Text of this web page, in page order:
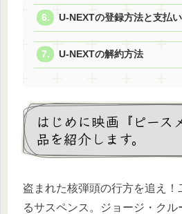
U-NEXTの登録方法と支払
U-NEXTの解約方法
はじめに映画『ピース
品を紹介します。
盗まれた核弾頭の行方を追え！
るサスペンス。ジョージ・クル